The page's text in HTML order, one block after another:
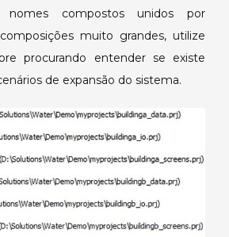
nomes compostos unidos por
muito grandes, utilize
procurando entender se existe
de expansão do sistema.